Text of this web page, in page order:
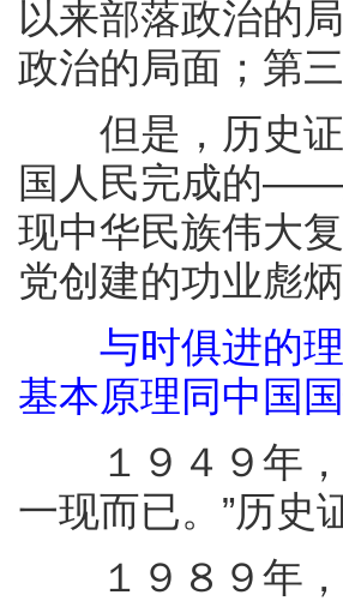
以来部落政治的
政治的局面；第
但是，历史证
国人民完成的——
现中华民族伟大
党创建的功业彪
与时俱进的
基本原理同中国
１９４９年，
一现而已。”历史
１９８９年，